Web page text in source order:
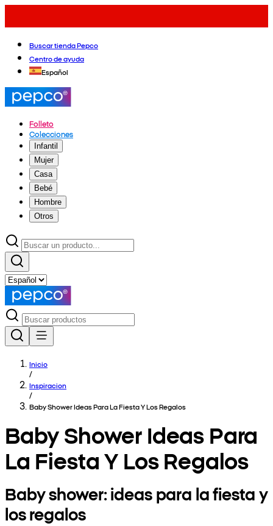
Buscar tienda Pepco
Centro de ayuda
Español
Folleto
Colecciones
Infantil
Mujer
Casa
Bebé
Hombre
Otros
Inicio
/
Inspiracion
/
Baby Shower Ideas Para La Fiesta Y Los Regalos
Baby Shower Ideas Para
La Fiesta Y Los Regalos
Baby shower: ideas para la fiesta y
los regalos